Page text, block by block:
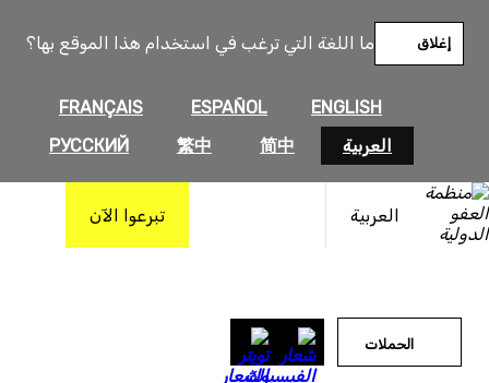
ما اللغة التي ترغب في استخدام هذا الموقع بها؟
ENGLISH
ESPAÑOL
FRANÇAIS
العربية
简中
繁中
РУССКИЙ
إغلاق
العربية تبرعوا الآن
المحتوى
الحملات